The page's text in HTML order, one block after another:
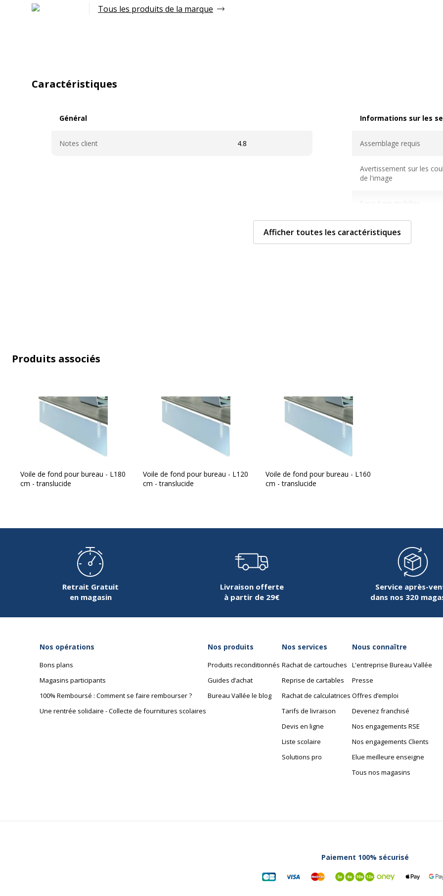
Tous les produits de la marque
Caractéristiques
Général
Notes client 4.8
Informations sur les
Assemblage requis
Avertissement sur les
de l'image
Sous type mobilier
Quantité incluse 1
Type de produit Voile de fond pour bureau
Nature de la Finition
Données d'identification
Code barre maitre 3253310146273
Marque Burocean
Dimensions et poids
Largeur
Données logistiques Garantie
Disponibilité des pièces
Garanties légales
Afficher toutes les caractéristiques
Produits associés
Voile de fond pour bureau - L180
cm - translucide
Voile de fond pour bureau - L120
cm - translucide
Voile de fond pour bureau - L160
cm - translucide
Retrait Gratuit
en magasin
Livraison offerte
à partir de 29€
Service après-
dans nos 320
Nos opérations
Bons plans
Magasins participants
100% Remboursé : Comment se faire rembourser ?
Une rentrée solidaire - Collecte de fournitures scolaires
Nos produits
Produits reconditionnés
Guides d’achat
Bureau Vallée le blog
Nos services
Rachat de cartouches
Reprise de cartables
Rachat de calculatrices
Tarifs de livraison
Devis en ligne
Liste scolaire
Solutions pro
Nous connaître
L'entreprise Bureau Vallée
Presse
Offres d’emploi
Devenez franchisé
Nos engagements RSE
Nos engagements Clients
Elue meilleure enseigne
Tous nos magasins
Paiement 100% sécurisé